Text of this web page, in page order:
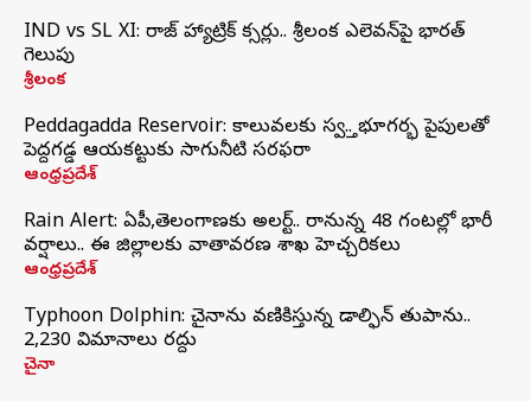
IND vs SL XI: సిరాజ్‌ హ్యాట్రిక్‌ సిక్సర్లు.. శ్రీలంక ఎలెవన్‌పై భారత్‌
గెలుపు
శ్రీలంక
Peddagadda Reservoir: కాలువలకు స్వస్తి.. భూగర్భ పైపులతో
పెద్దగడ్డ ఆయకట్టుకు సాగునీటి సరఫరా
ఆంధ్రప్రదేశ్
Rain Alert: ఏపీ,తెలంగాణకు అలర్ట్.. రానున్న 48 గంటల్లో భారీ
వర్షాలు.. ఈ జిల్లాలకు వాతావరణ శాఖ హెచ్చరికలు
ఆంధ్రప్రదేశ్
Typhoon Dolphin: చైనాను వణికిస్తున్న డాల్ఫిన్‌ తుపాను..
2,230 విమానాలు రద్దు
చైనా